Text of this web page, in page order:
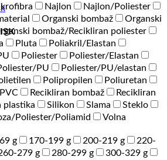
Najlon
Najlon/Poliester
Organski bombaž
Organski
bombaž/Recikliran poliester
Pluta
Poliakril/Elastan
Poliester
Poliester/Elastan
PU
Poliester/PU/elastan
Polipropilen
Poliuretan
PVC Recikliran bombaž
Recikliran
plastika Silikon Slama
Steklo
Poliester/Poliamid
Volna
g 170-199 g 200-219 g
220-
279 g 280-299 g
300-329 g